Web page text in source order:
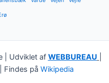
| Udviklet af WEBBUREAU
| Findes på Wikipedia